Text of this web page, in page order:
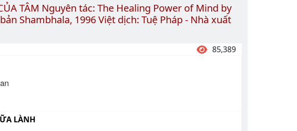
TÂM Nguyên tác: The Healing Power of Mind by
Shambhala, 1996 Việt dịch: Tuệ Pháp - Nhà xuất
85,389
LÀNH